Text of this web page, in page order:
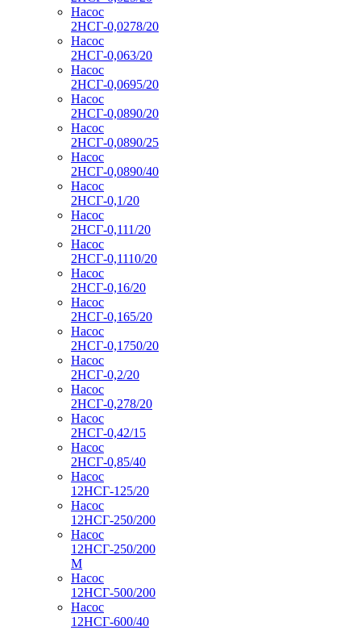
Насос
2НСГ-0,0278/20
Насос
2НСГ-0,063/20
Насос
2НСГ-0,0695/20
Насос
2НСГ-0,0890/20
Насос
2НСГ-0,0890/25
Насос
2НСГ-0,0890/40
Насос
2НСГ-0,1/20
Насос
2НСГ-0,111/20
Насос
2НСГ-0,1110/20
Насос
2НСГ-0,16/20
Насос
2НСГ-0,165/20
Насос
2НСГ-0,1750/20
Насос
2НСГ-0,2/20
Насос
2НСГ-0,278/20
Насос
2НСГ-0,42/15
Насос
2НСГ-0,85/40
Насос
12НСГ-125/20
Насос
12НСГ-250/200
Насос
12НСГ-250/200
М
Насос
12НСГ-500/200
Насос
12НСГ-600/40